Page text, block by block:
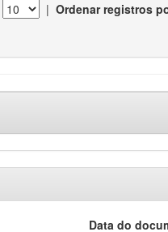
| Ordenar registros
Data do